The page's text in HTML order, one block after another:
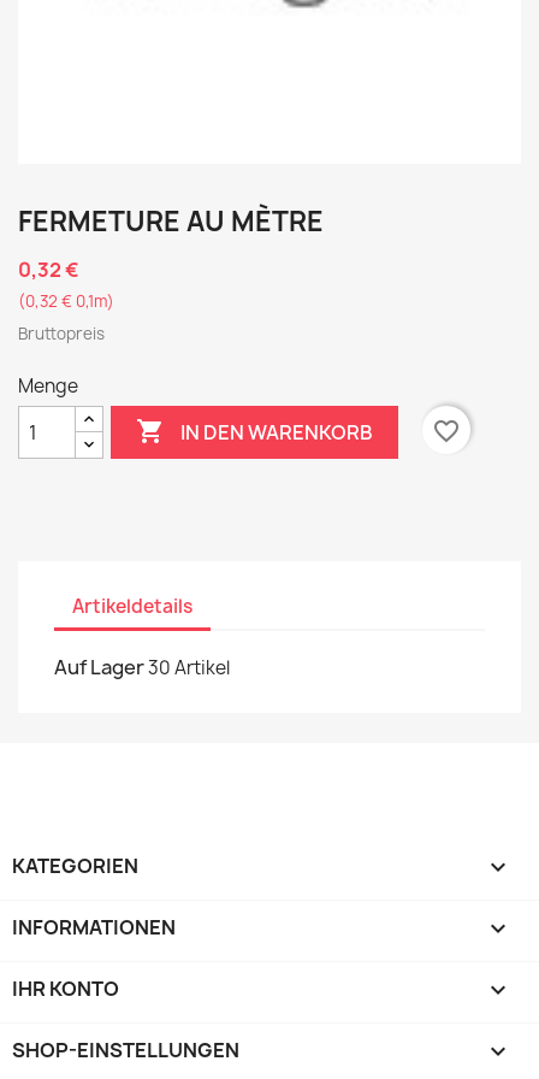
FERMETURE AU MÈTRE
0,32 €
(0,32 € 0,1m)
Bruttopreis
Menge
 IN DEN WARENKORB favorite_border
Artikeldetails
Auf Lager30 Artikel
KATEGORIEN 
INFORMATIONEN 
IHR KONTO 
SHOP-EINSTELLUNGEN keyboard_arrow_down